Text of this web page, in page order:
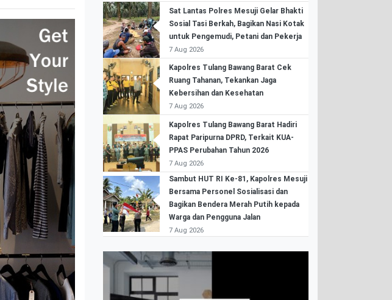
Sat Lantas Polres Mesuji Gelar Bhakti
Sosial Tasi Berkah, Bagikan Nasi Kotak
untuk Pengemudi, Petani dan Pekerja
7 Aug 2026
Kapolres Tulang Bawang Barat Cek
Ruang Tahanan, Tekankan Jaga
Kebersihan dan Kesehatan
7 Aug 2026
Kapolres Tulang Bawang Barat Hadiri
Rapat Paripurna DPRD, Terkait KUA-
PPAS Perubahan Tahun 2026
7 Aug 2026
Sambut HUT RI Ke-81, Kapolres Mesuji
Bersama Personel Sosialisasi dan
Bagikan Bendera Merah Putih kepada
Warga dan Pengguna Jalan
7 Aug 2026